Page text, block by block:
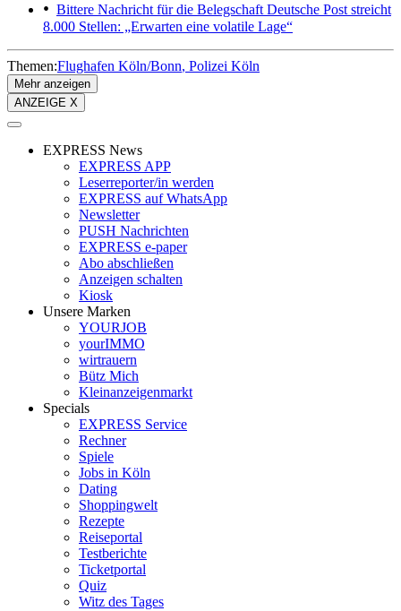
Bittere Nachricht für die Belegschaft Deutsche Post streicht
8.000 Stellen: „Erwarten eine volatile Lage“
Themen:Flughafen Köln/Bonn Polizei Köln
Mehr anzeigen
ANZEIGE X
EXPRESS News
EXPRESS APP
Leserreporter/in werden
EXPRESS auf WhatsApp
Newsletter
PUSH Nachrichten
EXPRESS e-paper
Abo abschließen
Anzeigen schalten
Kiosk
Unsere Marken
YOURJOB
yourIMMO
wirtrauern
Bütz Mich
Kleinanzeigenmarkt
Specials
EXPRESS Service
Rechner
Spiele
Jobs in Köln
Dating
Shoppingwelt
Rezepte
Reiseportal
Testberichte
Ticketportal
Quiz
Witz des Tages